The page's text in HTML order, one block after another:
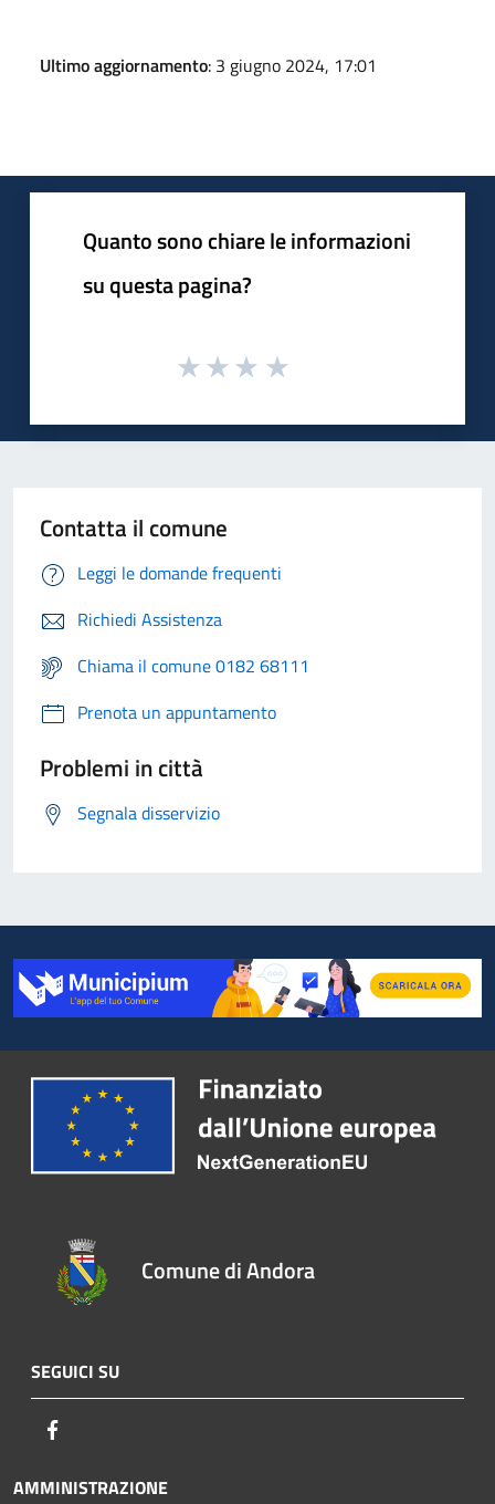
Ultimo aggiornamento: 3 giugno 2024, 17:01
Quanto sono chiare le informazioni
su questa pagina?
Contatta il comune
Leggi le domande frequenti
Richiedi Assistenza
Chiama il comune 0182 68111
Prenota un appuntamento
Problemi in città
Segnala disservizio
Comune di Andora
SEGUICI SU
AMMINISTRAZIONE